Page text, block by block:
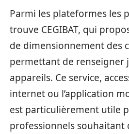
Parmi les plateformes les
trouve CEGIBAT, qui
de dimensionnement des
permettant de renseigner
appareils. Ce service,
internet ou l’application
est particulièrement utile
professionnels souhaitant